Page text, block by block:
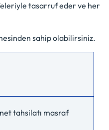
tasarruf eder ve her
sahip olabilirsiniz.
tahsilatı masraf